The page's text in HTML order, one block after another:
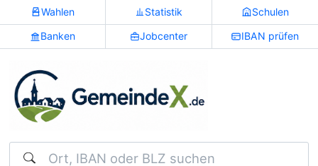
Wahlen Statistik Schulen
Banken Jobcenter IBAN prüfen
Suchen